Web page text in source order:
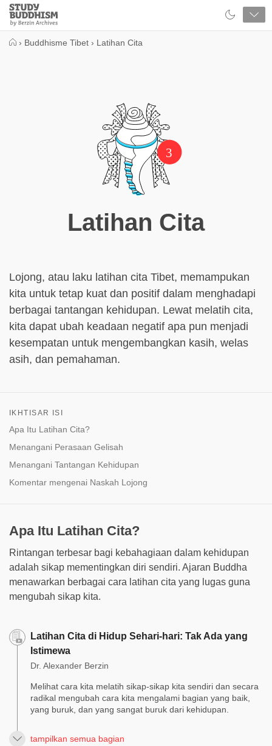
Close
Study
Buddhism
› Buddhisme Tibet › Latihan Cita
3
Latihan Cita
Lojong, atau laku latihan cita Tibet, memampukan
kita untuk tetap kuat dan positif dalam menghadapi
berbagai tantangan kehidupan. Lewat melatih cita,
kita dapat ubah keadaan negatif apa pun menjadi
kesempatan untuk mengembangkan kasih, welas
asih, dan pemahaman.
IKHTISAR ISI
Apa Itu Latihan Cita?
Menangani Perasaan Gelisah
Menangani Tantangan Kehidupan
Komentar mengenai Naskah Lojong
Apa Itu Latihan Cita?
Rintangan terbesar bagi kebahagiaan dalam kehidupan
adalah sikap mementingkan diri sendiri. Ajaran Buddha
menawarkan berbagai cara latihan cita yang lugas guna
mengubah sikap kita.
Latihan Cita di Hidup Sehari-hari: Tak Ada yang
Istimewa
Dr. Alexander Berzin
Melihat cara kita melatih sikap-sikap kita sendiri dan secara
radikal mengubah cara kita mengalami bagian yang baik,
yang buruk, dan yang sangat buruk dari kehidupan.
tampilkan semua bagian